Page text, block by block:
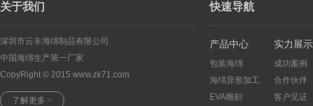
关于我们
深圳市云丰海绵制品有限公司
中国海绵生产第一厂家
CopyRight © 2015 www.zk71.com
了解更多 >
快速导航
产品中心
包装海绵
海绵异形加工
EVA雕刻
实力展示
成功案例
合作伙伴
客户见证